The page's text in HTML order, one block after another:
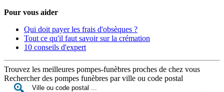
Pour vous aider
Qui doit payer les frais d'obsèques ?
Tout ce qu'il faut savoir sur la crémation
10 conseils d'expert
Trouvez les meilleures pompes-funèbres proches de chez vous
Rechercher des pompes funèbres par ville ou code postal